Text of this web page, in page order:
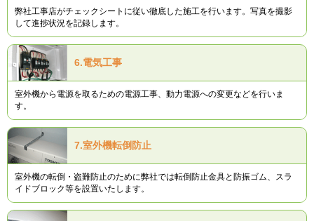
弊社工事店がチェックシートに従い徹底した施工を行います。写真を撮影
して進捗状況を記録します。
6.電気工事
室外機から電源を取るための電源工事、動力電源への変更などを行いま
す。
7.室外機転倒防止
室外機の転倒・盗難防止のために弊社では転倒防止金具と防振ゴム、スラ
イドブロック等を設置いたします。